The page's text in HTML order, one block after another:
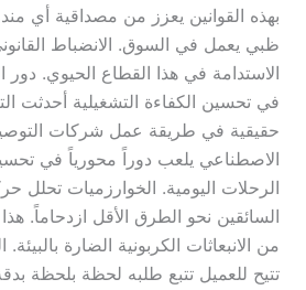
بهذه القوانين يعزز من مصداقية أي
ظبي يعمل في السوق. الانضباط
الاستدامة في هذا القطاع الحيوي. دور
في تحسين الكفاءة التشغيلية أحدثت
حقيقية في طريقة عمل شركات التوصيل
الاصطناعي يلعب دوراً محورياً في
الرحلات اليومية. الخوارزميات تحلل
السائقين نحو الطرق الأقل ازدحاماً.
من الانبعاثات الكربونية الضارة بالبيئة.
تتيح للعميل تتبع طلبه لحظة بلحظة